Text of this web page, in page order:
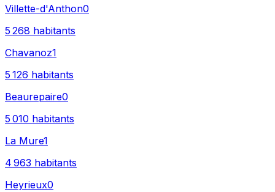
Villette-d'Anthon0
5 268 habitants
Chavanoz1
5 126 habitants
Beaurepaire0
5 010 habitants
La Mure1
4 963 habitants
Heyrieux0